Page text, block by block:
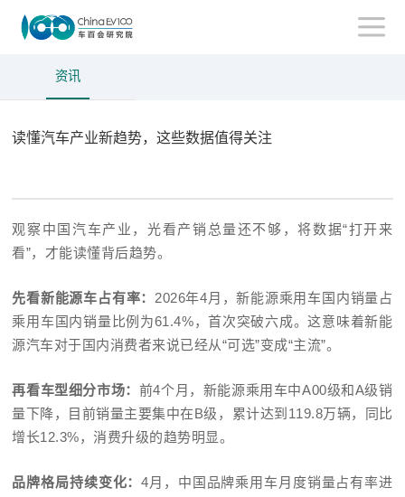
资讯
读懂汽车产业新趋势，这些数据值得关注
观察中国汽车产业，光看产销总量还不够，将数据“打开来
看”，才能读懂背后趋势。
先看新能源车占有率： 2026年4月，新能源乘用车国内销量占
乘用车国内销量比例为61.4%，首次突破六成。这意味着新能
源汽车对于国内消费者来说已经从“可选”变成“主流”。
再看车型细分市场： 前4个月，新能源乘用车中A00级和A级销
量下降，目前销量主要集中在B级，累计达到119.8万辆，同比
增长12.3%，消费升级的趋势明显。
品牌格局持续变化：4月，中国品牌乘用车月度销量占有率进